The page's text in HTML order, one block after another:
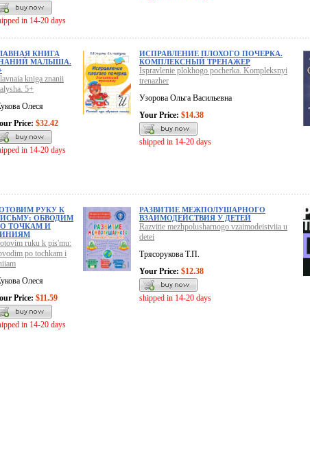
in 14-20 days
КНИГА
МАЛЫША.
kniga znanii
5+
Олеся
Price: $32.42
in 14-20 days
ИСПРАВЛЕНИЕ ПЛОХОГО ПОЧЕРКА.
КОМПЛЕКСНЫЙ ТРЕНАЖЕР
Ispravlenie plokhogo pocherka. Kompleksnyi
trenazher
Узорова Ольга Васильевна
Your Price: $14.38
shipped in 14-20 days
РУКУ К
ОБВОДИМ
ТОЧКАМ И
ruku k pis'mu:
po tochkam i
Олеся
Price: $11.59
in 14-20 days
РАЗВИТИЕ МЕЖПОЛУШАРНОГО
ВЗАИМОДЕЙСТВИЯ У ДЕТЕЙ
Razvitie mezhpolusharnogo vzaimodeistviia u
detei
Трясорукова Т.П.
Your Price: $12.38
shipped in 14-20 days